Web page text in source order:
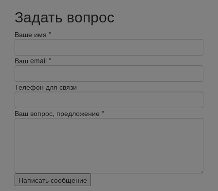
Задать вопрос
Ваше имя *
Ваш email *
Телефон для связи
Ваш вопрос, предложение *
Написать сообщение